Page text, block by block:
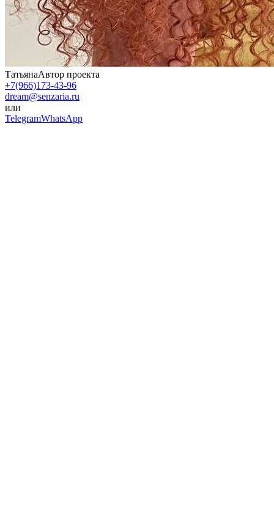
ТатьянаАвтор проекта
+7(966)173-43-96
dream@senzaria.ru
или
TelegramWhatsApp